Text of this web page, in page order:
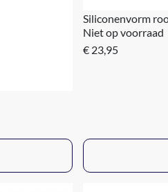
Siliconenvorm
Niet op voorraad
€ 23,95